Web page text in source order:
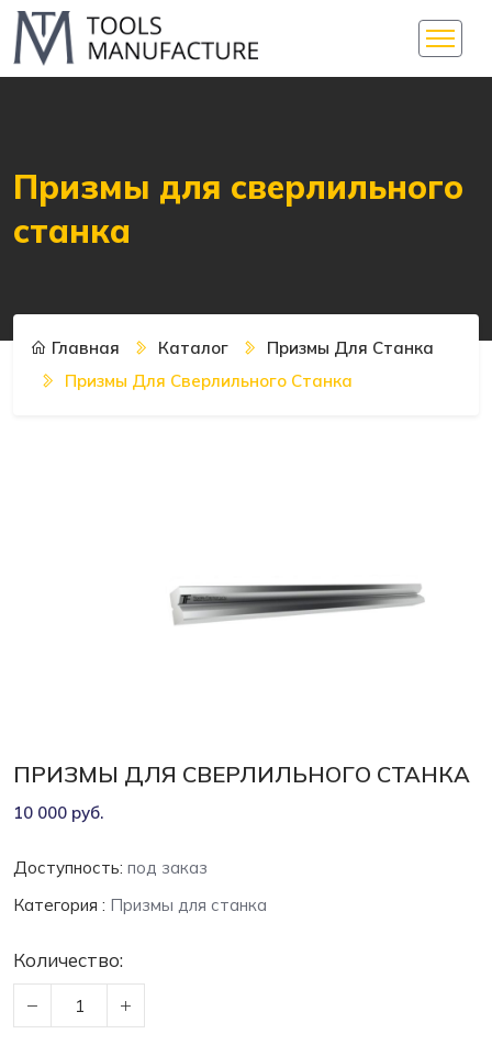
Призмы для сверлильного
станка
Главная Каталог
Призмы Для Станка
Призмы Для Сверлильного Станка
ПРИЗМЫ ДЛЯ СВЕРЛИЛЬНОГО СТАНКА
10 000 руб.
Доступность: под заказ
Категория : Призмы для станка
Количество: